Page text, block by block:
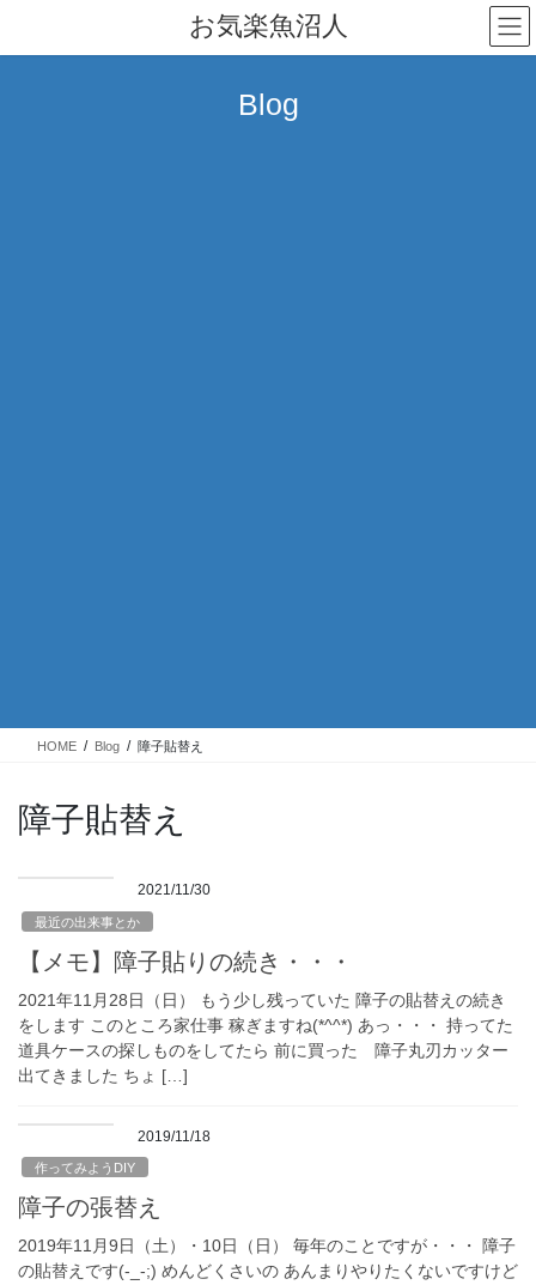
テ
ゲ
お気楽魚沼人
Blog
HOME Blog 障子貼替え
障子貼替え
2021/11/30
最近の出来事とか
【メモ】障子貼りの続き・・・
2021年11月28日（日） もう少し残っていた 障子の貼替えの続き
をします このところ家仕事 稼ぎますね(*^^*) あっ・・・ 持ってた
道具ケースの探しものをしてたら 前に買った 障子丸刃カッター
出てきました ちょ […]
2019/11/18
作ってみようDIY
障子の張替え
2019年11月9日（土）・10日（日） 毎年のことですが・・・ 障子
の貼替えです(-_-;) めんどくさいの あんまりやりたくないですけど